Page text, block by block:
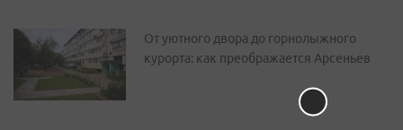
От уютного двора до горнолыжного
курорта: как преображается Арсеньев